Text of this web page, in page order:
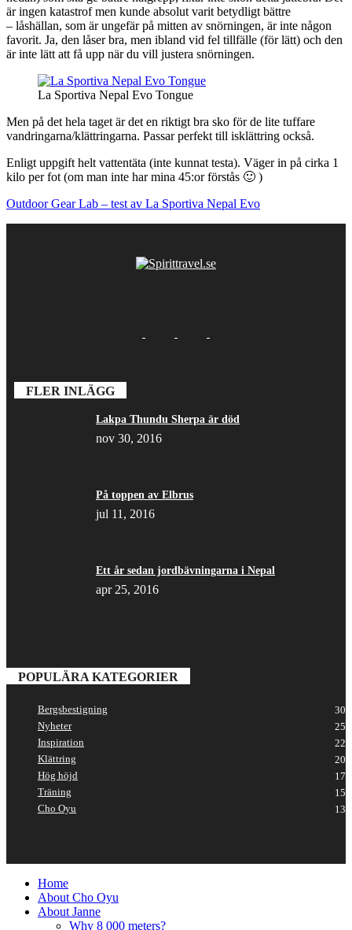
är ingen katastrof men kunde absolut varit betydligt bättre
– låshällan, som är ungefär på mitten av snörningen, är inte någon
favorit. Ja, den låser bra, men ibland vid fel tillfälle (för lätt) och den
är inte lätt att få upp när du vill justera snörningen.
La Sportiva Nepal Evo Tongue
Men på det hela taget är det en riktigt bra sko för de lite tuffare
vandringarna/klättringarna. Passar perfekt till isklättring också.
Enligt uppgift helt vattentäta (inte kunnat testa). Väger in på cirka 1
kilo per fot (om man inte har mina 45:or förstås 🙂 )
Outdoor Gear Lab – test av La Sportiva Nepal Evo
FLER INLÄGG
Lakpa Thundu Sherpa är död
nov 30, 2016
På toppen av Elbrus
jul 11, 2016
Ett år sedan jordbävningarna i Nepal
apr 25, 2016
POPULÄRA KATEGORIER
Bergsbestigning
30
Nyheter
25
Inspiration
22
Klättring
20
Hög höjd
17
Träning
15
Cho Oyu
13
Home
About Cho Oyu
About Janne
Why 8 000 meters?